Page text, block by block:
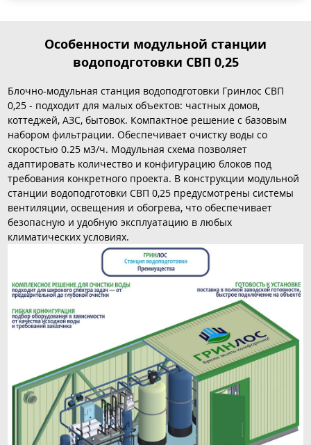
Особенности модульной станции
водоподготовки СВП 0,25
Блочно-модульная станция водоподготовки Гринлос СВП
0,25 - подходит для малых объектов: частных домов,
коттеджей, АЗС, бытовок. Компактное решение с базовым
набором фильтрации. Обеспечивает очистку воды со
скоростью 0.25 м3/ч. Модульная схема позволяет
адаптировать количество и конфигурацию блоков под
требования конкретного проекта. В конструкции модульной
станции водоподготовки СВП 0,25 предусмотрены системы
вентиляции, освещения и обогрева, что обеспечивает
безопасную и удобную эксплуатацию в любых
климатических условиях.